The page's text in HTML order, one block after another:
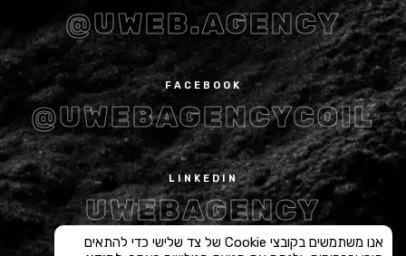
@UWEB.AGENCY
FACEBOOK
@UWEBAGENCYCOIL
LINKEDIN
UWEBAGENCY
אנו משתמשים בקובצי Cookie של צד שלישי כדי להתאים